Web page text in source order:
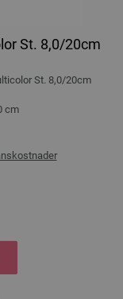
St. 8,0/20cm
St. 8,0/20cm
cm